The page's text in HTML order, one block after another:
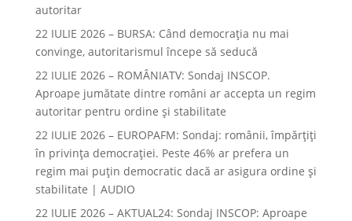
autoritar
22 IULIE 2026 – BURSA: Când democraţia nu mai
convinge, autoritarismul începe să seducă
22 IULIE 2026 – ROMÂNIATV: Sondaj INSCOP.
Aproape jumătate dintre români ar accepta un regim
autoritar pentru ordine și stabilitate
22 IULIE 2026 – EUROPAFM: Sondaj: românii, împărțiți
în privința democrației. Peste 46% ar prefera un
regim mai puțin democratic dacă ar asigura ordine și
stabilitate | AUDIO
22 IULIE 2026 – AKTUAL24: Sondaj INSCOP: Aproape